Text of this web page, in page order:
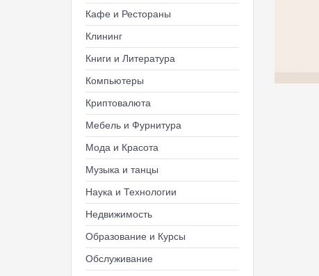
Кафе и Рестораны
Клининг
Книги и Литература
Компьютеры
Криптовалюта
Мебель и Фурнитура
Мода и Красота
Музыка и танцы
Наука и Технологии
Недвижимость
Образование и Курсы
Обслуживание